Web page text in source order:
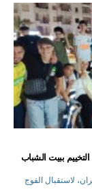
من برنامج التخييم ببيت الشباب
لاستقبال الفوج